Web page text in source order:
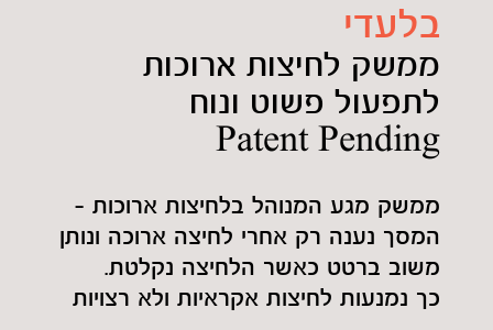
בלעדי
ממשק לחיצות ארוכות
לתפעול פשוט ונוח
Patent Pending
ממשק מגע המנוהל בלחיצות ארוכות –
המסך נענה רק אחרי לחיצה ארוכה ונותן
משוב ברטט כאשר הלחיצה נקלטת.
כך נמנעות לחיצות אקראיות ולא רצויות